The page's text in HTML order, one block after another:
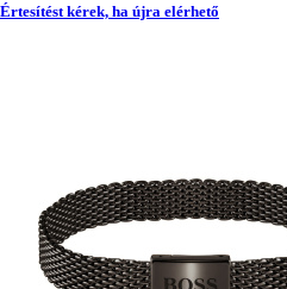
Értesítést kérek, ha újra elérhető